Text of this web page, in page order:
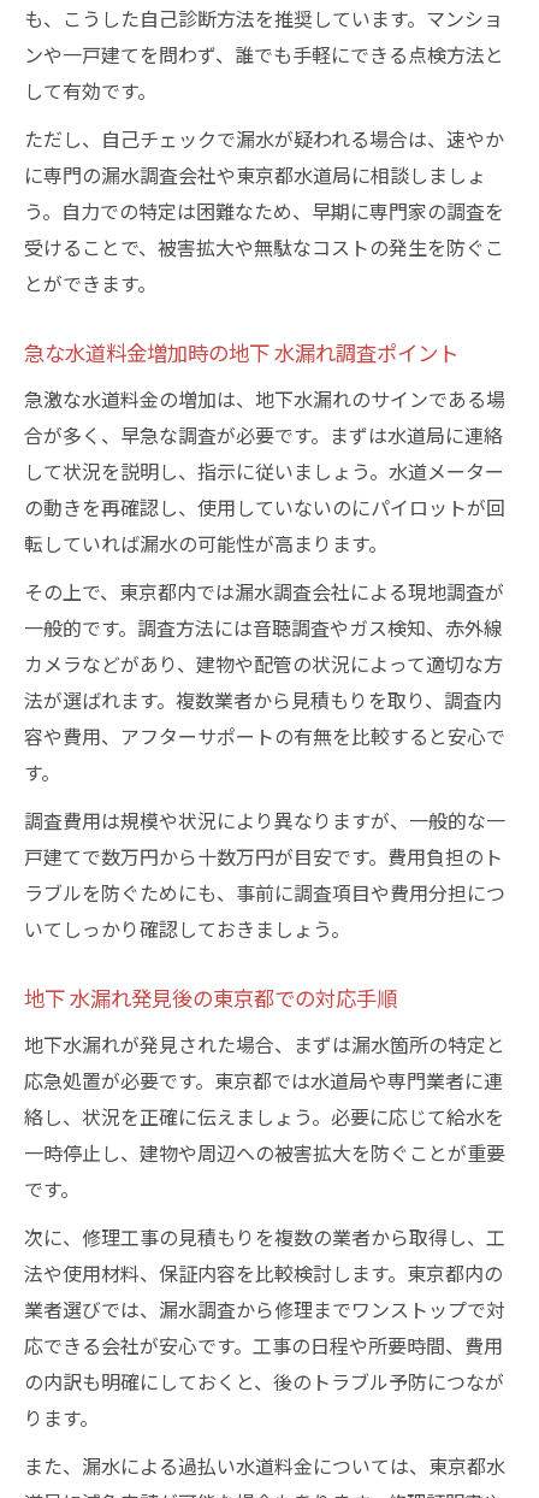
も、こうした自己診断方法を推奨しています。マンショ
ンや一戸建てを問わず、誰でも手軽にできる点検方法と
して有効です。
ただし、自己チェックで漏水が疑われる場合は、速やか
に専門の漏水調査会社や東京都水道局に相談しましょ
う。自力での特定は困難なため、早期に専門家の調査を
受けることで、被害拡大や無駄なコストの発生を防ぐこ
とができます。
急な水道料金増加時の地下 水漏れ調査ポイント
急激な水道料金の増加は、地下水漏れのサインである場
合が多く、早急な調査が必要です。まずは水道局に連絡
して状況を説明し、指示に従いましょう。水道メーター
の動きを再確認し、使用していないのにパイロットが回
転していれば漏水の可能性が高まります。
その上で、東京都内では漏水調査会社による現地調査が
一般的です。調査方法には音聴調査やガス検知、赤外線
カメラなどがあり、建物や配管の状況によって適切な方
法が選ばれます。複数業者から見積もりを取り、調査内
容や費用、アフターサポートの有無を比較すると安心で
す。
調査費用は規模や状況により異なりますが、一般的な一
戸建てで数万円から十数万円が目安です。費用負担のト
ラブルを防ぐためにも、事前に調査項目や費用分担につ
いてしっかり確認しておきましょう。
地下 水漏れ発見後の東京都での対応手順
地下水漏れが発見された場合、まずは漏水箇所の特定と
応急処置が必要です。東京都では水道局や専門業者に連
絡し、状況を正確に伝えましょう。必要に応じて給水を
一時停止し、建物や周辺への被害拡大を防ぐことが重要
です。
次に、修理工事の見積もりを複数の業者から取得し、工
法や使用材料、保証内容を比較検討します。東京都内の
業者選びでは、漏水調査から修理までワンストップで対
応できる会社が安心です。工事の日程や所要時間、費用
の内訳も明確にしておくと、後のトラブル予防につなが
ります。
また、漏水による過払い水道料金については、東京都水